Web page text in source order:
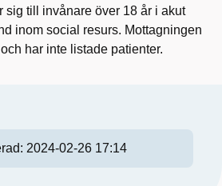
sig till invånare över 18 år i akut
inom social resurs. Mottagningen
har inte listade patienter.
2024-02-26 17:14